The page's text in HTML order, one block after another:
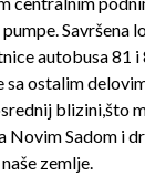
Savršena
autobusa 81 i
sa ostalim
blizini,što
Novim Sadom i
naše zemlje.